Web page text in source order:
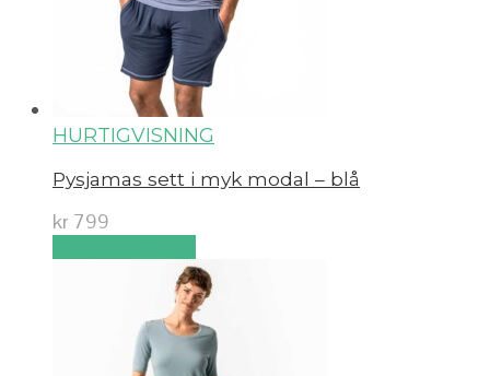
HURTIGVISNING
Pysjamas sett i myk modal – blå
kr 799